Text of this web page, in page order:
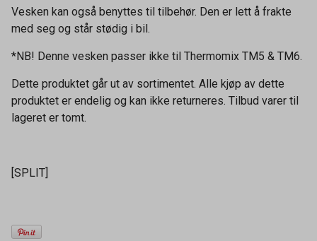
Vesken kan også benyttes til tilbehør. Den er lett å frakte
med seg og står stødig i bil.
*NB! Denne vesken passer ikke til Thermomix TM5 & TM6.
Dette produktet går ut av sortimentet. Alle kjøp av dette
produktet er endelig og kan ikke returneres. Tilbud varer til
lageret er tomt.
[SPLIT]